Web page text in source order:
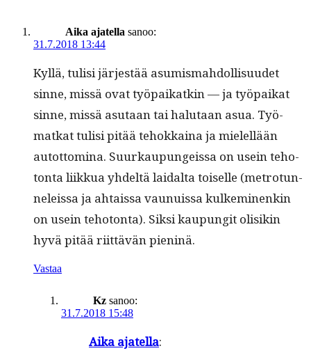
Aika ajatella sanoo:
31.7.2018 13:44
Kyl­lä, tulisi jär­jestää asum­is­mah­dol­lisu­udet
sinne, mis­sä ovat työ­paikatkin — ja työ­paikat
sinne, mis­sä asu­taan tai halu­taan asua. Työ­
matkat tulisi pitää tehokkaina ja mielel­lään
autot­tom­i­na. Suurkaupungeis­sa on usein teho­
ton­ta liikkua yhdeltä laidal­ta toiselle (metro­tun­
neleis­sa ja ahtais­sa vaunuis­sa kulkem­i­nenkin
on usein teho­ton­ta). Sik­si kaupun­git olisikin
hyvä pitää riit­tävän pieninä.
Vastaa
Kz sanoo:
31.7.2018 15:48
Aika ajatel­la: